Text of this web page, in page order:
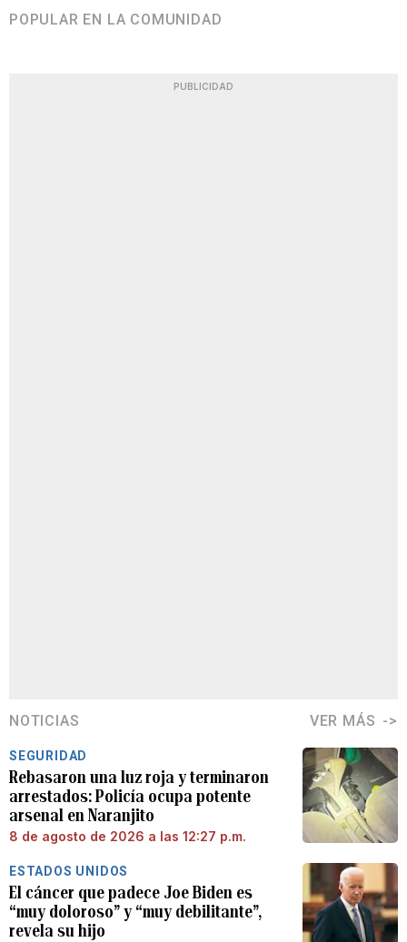
POPULAR EN LA COMUNIDAD
PUBLICIDAD
NOTICIAS VER MÁS
SEGURIDAD
Rebasaron una luz roja y terminaron
arrestados: Policía ocupa potente
arsenal en Naranjito
8 de agosto de 2026 a las 12:27 p.m.
ESTADOS UNIDOS
El cáncer que padece Joe Biden es
“muy doloroso” y “muy debilitante”,
revela su hijo